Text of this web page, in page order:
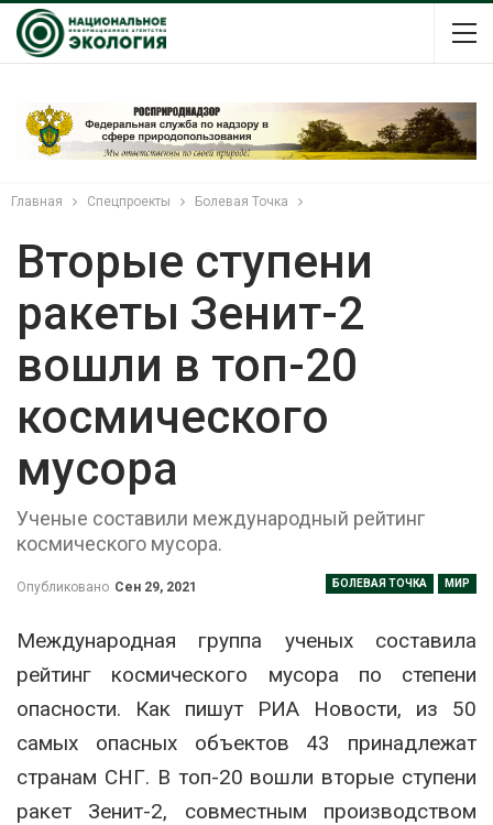
Главная Спецпроекты Болевая Точка
Вторые ступени
ракеты Зенит-2
вошли в топ-20
космического
мусора
Ученые составили международный рейтинг
космического мусора.
БОЛЕВАЯ ТОЧКА МИР
Опубликовано Сен 29, 2021
Международная группа ученых составила
рейтинг космического мусора по степени
опасности. Как пишут РИА Новости, из 50
самых опасных объектов 43 принадлежат
странам СНГ. В топ-20 вошли вторые ступени
ракет Зенит-2, совместным производством